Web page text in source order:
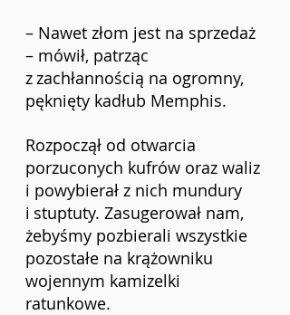
– Nawet złom jest na sprzedaż
– mówił, patrząc
zzachłannością na ogromny,
pęknięty kadłub Memphis.
Rozpoczął od otwarcia
porzuconych kufrów oraz waliz
i powybierał z nich mundury
i stuptuty. Zasugerował nam,
żebyśmy pozbierali wszystkie
pozostałe na krążowniku
wojennym kamizelki
ratunkowe.